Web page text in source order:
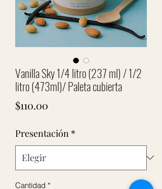
Vanilla Sky 1/4 litro (237 ml) / 1/2
litro (473ml)/ Paleta cubierta
$110.00
Presentación *
Cantidad *